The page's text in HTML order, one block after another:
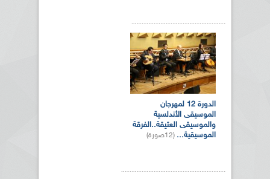
الدورة 12 لمهرجان
الموسيقى الأندلسية
والموسيقى العتيقة..الفرقة
الموسيقية... (12صورة)